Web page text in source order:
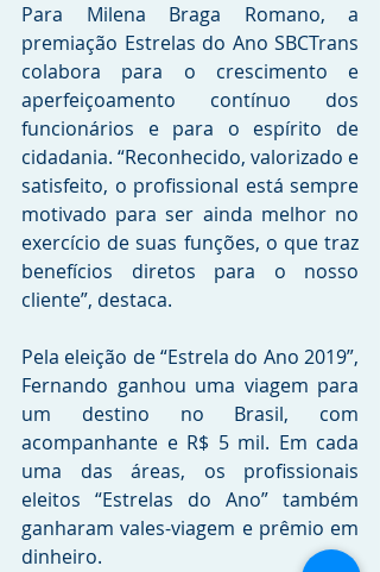
Para Milena Braga Romano, a
premiação Estrelas do Ano SBCTrans
colabora para o crescimento e
aperfeiçoamento contínuo dos
funcionários e para o espírito de
cidadania. “Reconhecido, valorizado e
satisfeito, o profissional está sempre
motivado para ser ainda melhor no
exercício de suas funções, o que traz
benefícios diretos para o nosso
cliente”, destaca.
Pela eleição de “Estrela do Ano 2019”,
Fernando ganhou uma viagem para
um destino no Brasil, com
acompanhante e R$ 5 mil. Em cada
uma das áreas, os profissionais
eleitos “Estrelas do Ano” também
ganharam vales-viagem e prêmio em
dinheiro.